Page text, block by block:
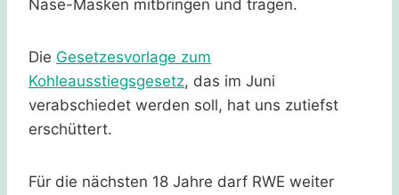
Nase-Masken mitbringen und tragen.
Die Gesetzesvorlage zum
Kohleausstiegsgesetz, das im Juni
verabschiedet werden soll, hat uns zutiefst
erschüttert.
Für die nächsten 18 Jahre darf RWE weiter